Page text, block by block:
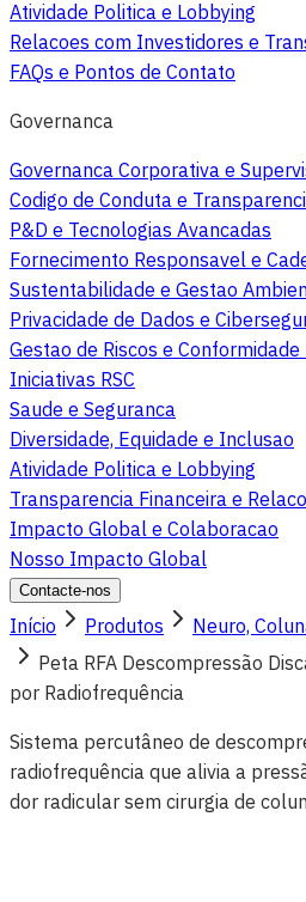
Atividade Politica e Lobbying
Relacoes com Investidores e
FAQs e Pontos de Contato
Governanca
Governanca Corporativa e
Codigo de Conduta e
P&D e Tecnologias Avancadas
Fornecimento Responsavel e
Sustentabilidade e Gestao
Privacidade de Dados e
Gestao de Riscos e
Iniciativas RSC
Saude e Seguranca
Diversidade, Equidade e Inclusao
Atividade Politica e Lobbying
Transparencia Financeira e
Impacto Global e Colaboracao
Nosso Impacto Global
Contacte-nos
Início Produtos
Neuro,
Peta RFA Descompressão
por Radiofrequência
Sistema percutâneo de
radiofrequência que alivia a
dor radicular sem cirurgia de